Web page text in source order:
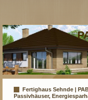
Fertighaus Sehnde |
Passivhäuser,